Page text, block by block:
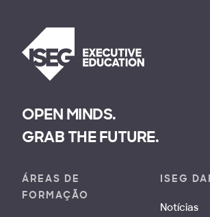
OPEN MINDS.
GRAB THE FUTURE.
ÁREAS DE
FORMAÇÃO
ISEG
Notícias